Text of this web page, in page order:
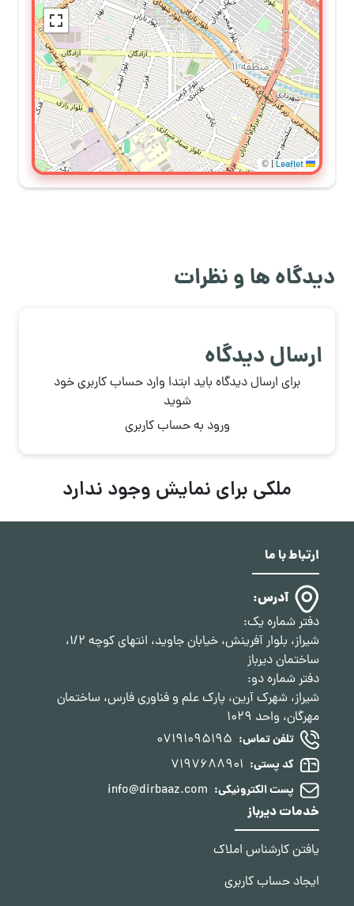
|
©
دیدگاه ها و نظرات
ارسال دیدگاه
برای ارسال دیدگاه باید ابتدا وارد حساب کاربری خود
شوید
ورود به حساب کاربری
ملکی برای نمایش وجود ندارد
ارتباط با ما
آدرس:
دفتر شماره یک:
شیراز، بلوار آفرینش، خیابان جاوید، انتهای کوچه 1/2،
ساختمان دیرباز
دفتر شماره دو:
شیراز، شهرک آرین، پارک علم و فناوری فارس، ساختمان
مهرگان، واحد 1029
تلفن تماس: 07191095195
کد پستی: 7197688901
پست الکترونیکی: info@dirbaaz.com
خدمات دیرباز
یافتن کارشناس املاک
ایجاد حساب کاربری